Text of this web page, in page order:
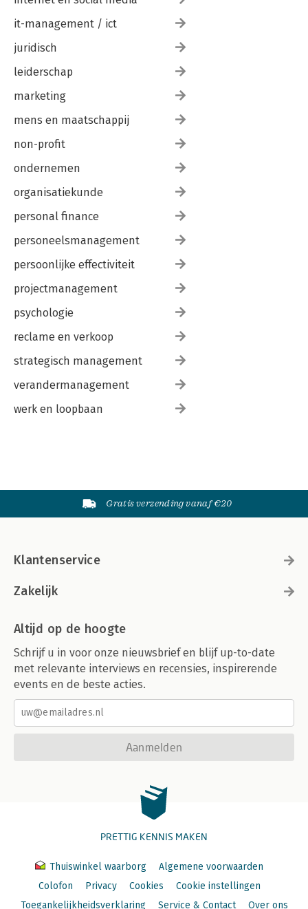
it-management / ict
juridisch
leiderschap
marketing
mens en maatschappij
non-profit
ondernemen
organisatiekunde
personal finance
personeelsmanagement
persoonlijke effectiviteit
projectmanagement
psychologie
reclame en verkoop
strategisch management
verandermanagement
werk en loopbaan
Gratis verzending vanaf €20
Klantenservice
Zakelijk
Altijd op de hoogte
Schrijf u in voor onze nieuwsbrief en blijf up-to-date
met relevante interviews en recensies, inspirerende
events en de beste acties.
Aanmelden
PRETTIG KENNIS MAKEN
Thuiswinkel waarborg
Algemene voorwaarden
Colofon
Privacy Cookies
Cookie instellingen
Toegankelijkheidsverklaring
Service & Contact Over ons